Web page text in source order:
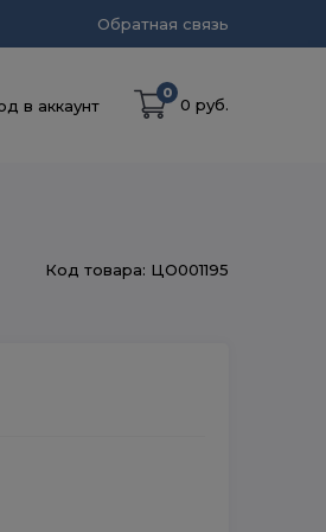
Обратная связь
в аккаунт
0
0 руб.
Код товара: ЦО001195